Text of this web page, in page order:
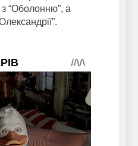
з “Оболонню”, а